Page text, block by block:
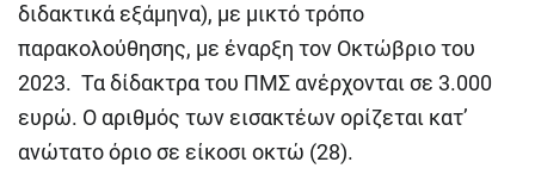
διδακτικά εξάμηνα), με μικτό τρόπο
παρακολούθησης, με έναρξη τον Οκτώβριο του
2023. Τα δίδακτρα του ΠΜΣ ανέρχονται σε 3.000
ευρώ. Ο αριθμός των εισακτέων ορίζεται κατ’
ανώτατο όριο σε είκοσι οκτώ (28).